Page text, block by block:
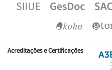
Acreditações e Certificações